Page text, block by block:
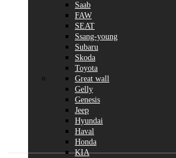
Saab
FAW
SEAT
Ssang-young
Subaru
Skoda
Toyota
Great wall
Gelly
Genesis
Jeep
Hyundai
Haval
Honda
KIA